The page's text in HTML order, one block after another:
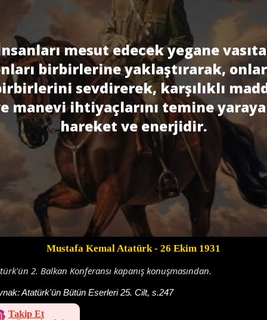
mesut edecek yegane
birbirlerine yaklaştırarak,
sevdirerek, karşılıklı
manevi ihtiyaçlarını temine
hareket ve enerjidir.
Mustafa Kemal Atatürk- 26 Ekim 1931
2. Balkan Konferansı kapanış konuşmasından.
Atatürk'ün Bütün Eserleri 25. Cilt, s.247
Takip Et